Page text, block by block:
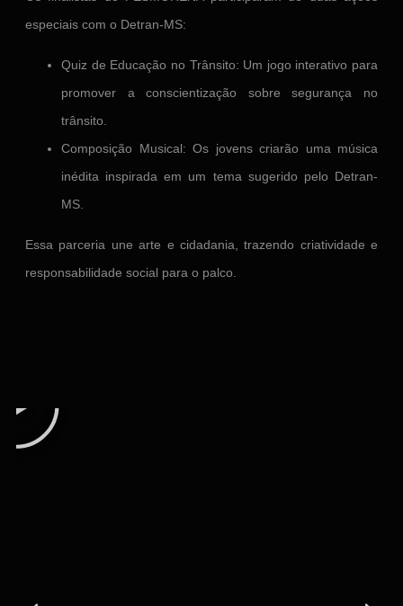
especiais com o Detran-MS:
⁠Quiz de Educação no Trânsito: Um jogo interativo para
promover a conscientização sobre segurança no
trânsito.
Composição Musical: Os jovens criarão uma música
inédita inspirada em um tema sugerido pelo Detran-
MS.
Essa parceria une arte e cidadania, trazendo criatividade e
responsabilidade social para o palco.